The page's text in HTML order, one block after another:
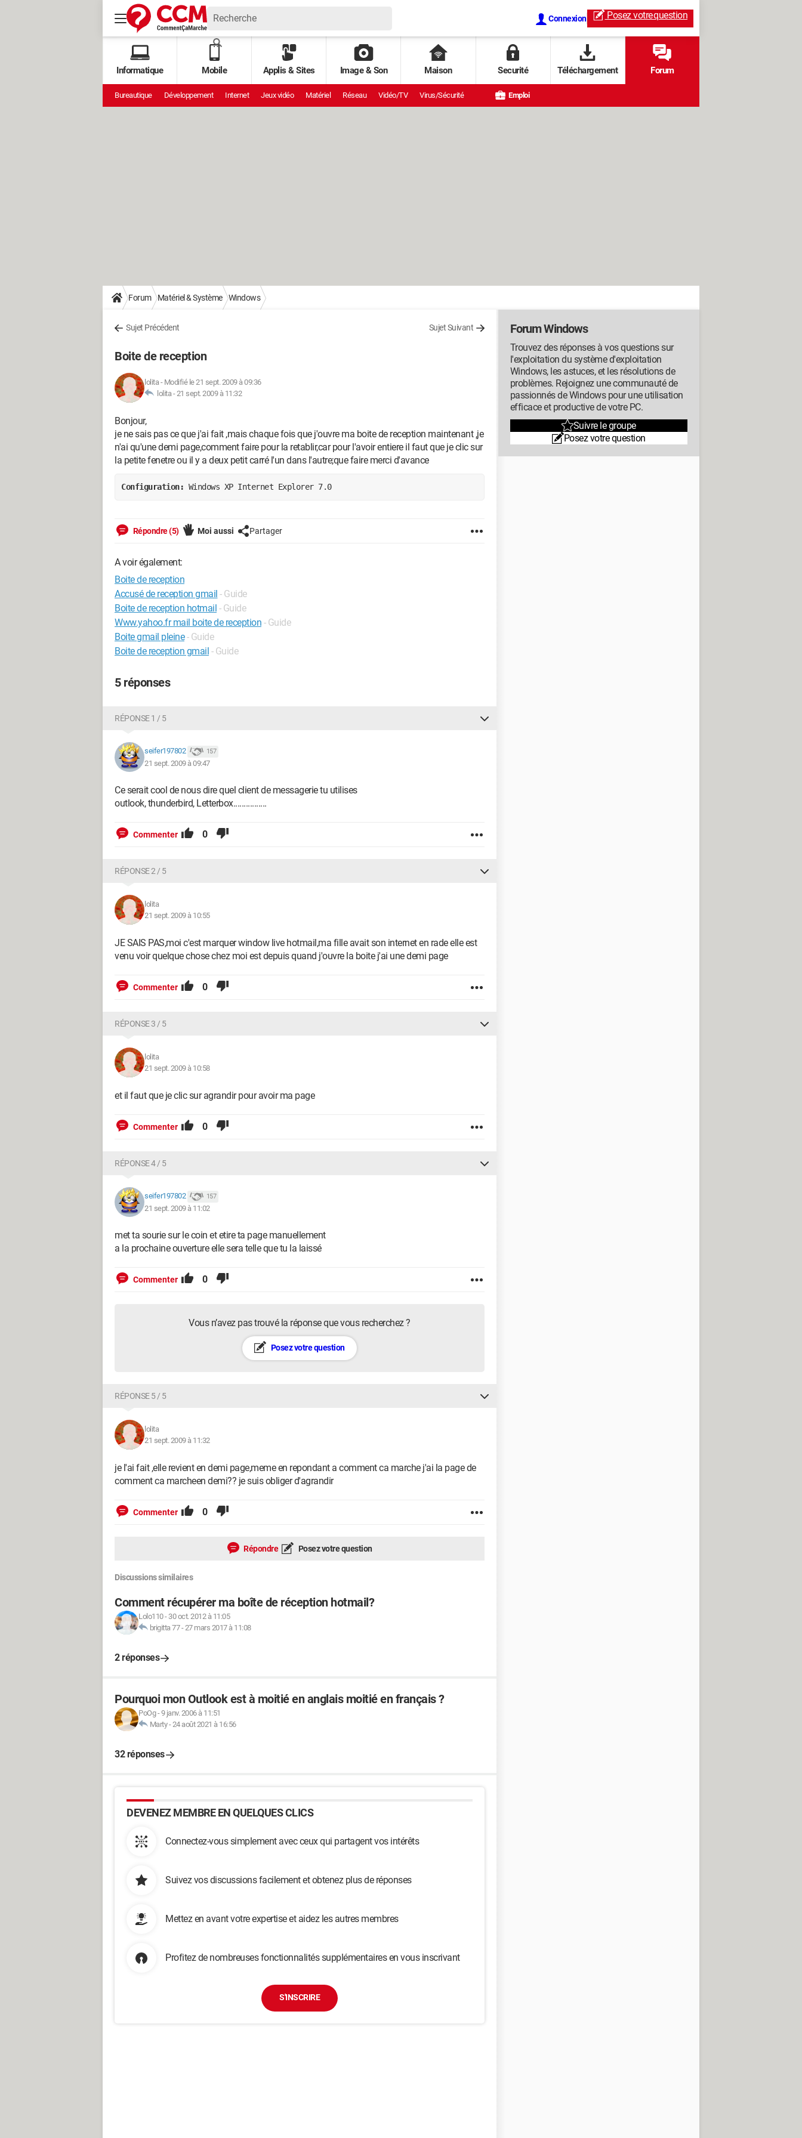
Connexion Posez votrequestion
Informatique Mobile Applis & Sites Image & Son Maison Securité Téléchargement Forum
Bureautique Développement Internet Jeux vidéo Matériel Réseau Vidéo/TV Virus/Sécurité Emploi
Forum Matériel & Système Windows
Sujet Précédent Sujet Suivant
Boite de reception
lolita- Modifié le 21 sept. 2009 à 09:36
lolita -21 sept. 2009 à 11:32
Bonjour,
je ne sais pas ce que j'ai fait ,mais chaque fois que j'ouvre ma boite de reception maintenant ,je
n'ai qu'une demi page,comment faire pour la retablir,car pour l'avoir entiere il faut que je clic sur
la petite fenetre ou il y a deux petit carré l'un dans l'autre;que faire merci d'avance
Configuration: Windows XP Internet Explorer 7.0
Répondre (5) Moi aussi Partager
A voir également:
Boite de reception
Accusé de reception gmail - Guide
Boite de reception hotmail - Guide
Www.yahoo.fr mail boite de reception - Guide
Boite gmail pleine - Guide
Boite de reception gmail - Guide
5 réponses
RÉPONSE 1 / 5
seifer197802 157
21 sept. 2009 à 09:47
Ce serait cool de nous dire quel client de messagerie tu utilises
outlook, thunderbird, Letterbox................
Commenter 0
RÉPONSE 2 / 5
lolita
21 sept. 2009 à 10:55
JE SAIS PAS,moi c'est marquer window live hotmail,ma fille avait son internet en rade elle est
venu voir quelque chose chez moi est depuis quand j'ouvre la boite j'ai une demi page
Commenter 0
RÉPONSE 3 / 5
lolita
21 sept. 2009 à 10:58
et il faut que je clic sur agrandir pour avoir ma page
Commenter 0
RÉPONSE 4 / 5
seifer197802 157
21 sept. 2009 à 11:02
met ta sourie sur le coin et etire ta page manuellement
a la prochaine ouverture elle sera telle que tu la laissé
Commenter 0
Vous n’avez pas trouvé la réponse que vous recherchez ?
Posez votre question
RÉPONSE 5 / 5
lolita
21 sept. 2009 à 11:32
je l'ai fait ,elle revient en demi page,meme en repondant a comment ca marche j'ai la page de
comment ca marcheen demi?? je suis obliger d'agrandir
Commenter 0
Répondre Posez votre question
Discussions similaires
Comment récupérer ma boîte de réception hotmail?
Lolo110- 30 oct. 2012 à 11:05
brigitta 77-27 mars 2017 à 11:08
2 réponses
Pourquoi mon Outlook est à moitié en anglais moitié en français ?
PoOg-9 janv. 2006 à 11:51
Marty-24 août 2021 à 16:56
32 réponses
DEVENEZ MEMBRE EN QUELQUES CLICS
Connectez-vous simplement avec ceux qui partagent vos intérêts
Suivez vos discussions facilement et obtenez plus de réponses
Mettez en avant votre expertise et aidez les autres membres
Profitez de nombreuses fonctionnalités supplémentaires en vous inscrivant
S'INSCRIRE
Forum Windows
Trouvez des réponses à vos questions sur
l'exploitation du système d'exploitation
Windows, les astuces, et les résolutions de
problèmes. Rejoignez une communauté de
passionnés de Windows pour une utilisation
efficace et productive de votre PC.
Suivre le groupe
Posez votre question